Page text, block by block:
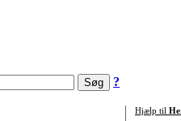
?
Hjælp til